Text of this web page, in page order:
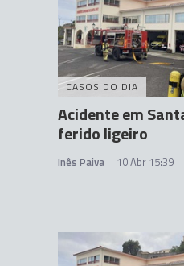
CASOS DO DIA
Acidente em
ferido ligeiro
Inês Paiva 10 Abr 15:39